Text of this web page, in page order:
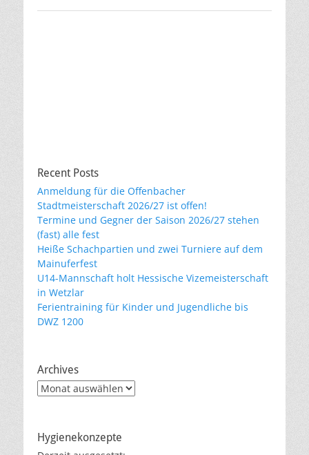
Recent Posts
Anmeldung für die Offenbacher
Stadtmeisterschaft 2026/27 ist offen!
Termine und Gegner der Saison 2026/27 stehen
(fast) alle fest
Heiße Schachpartien und zwei Turniere auf dem
Mainuferfest
U14-Mannschaft holt Hessische Vizemeisterschaft
in Wetzlar
Ferientraining für Kinder und Jugendliche bis
DWZ 1200
Archives
Archives
Hygienekonzepte